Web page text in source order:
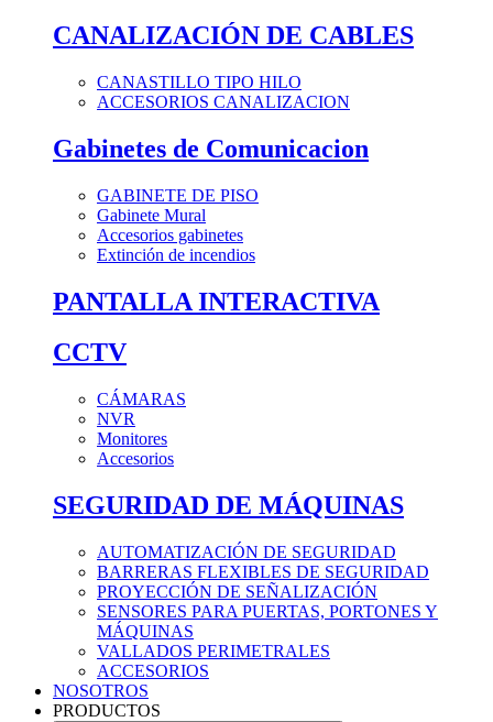
CANALIZACIÓN DE CABLES
CANASTILLO TIPO HILO
ACCESORIOS CANALIZACION
Gabinetes de Comunicacion
GABINETE DE PISO
Gabinete Mural
Accesorios gabinetes
Extinción de incendios
PANTALLA INTERACTIVA
CCTV
CÁMARAS
NVR
Monitores
Accesorios
SEGURIDAD DE MÁQUINAS
AUTOMATIZACIÓN DE SEGURIDAD
BARRERAS FLEXIBLES DE SEGURIDAD
PROYECCIÓN DE SEÑALIZACIÓN
SENSORES PARA PUERTAS, PORTONES Y
MÁQUINAS
VALLADOS PERIMETRALES
ACCESORIOS
NOSOTROS
PRODUCTOS